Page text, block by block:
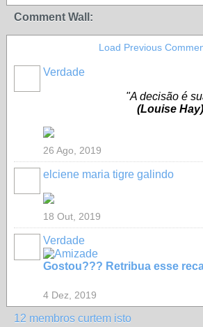
Comment Wall:
Load Previous
Verdade
"A decisão é
(Louise Hay)
26 Ago, 2019
elciene maria tigre galindo
18 Out, 2019
Verdade
Gostou??? Retribua esse
4 Dez, 2019
12 membros curtem isto